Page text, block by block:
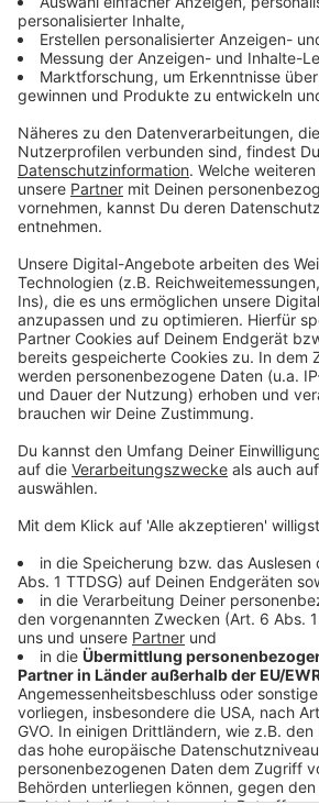
Weitere Infos und Links zum
Anzeige
Öffnungszeiten der Impfzentren
Arena in Stockum: Montag,
Samstag, Sonntag - jeweils von 8
10 bis 19 Uhr
Berta-von-Suttner-Platz am
Montag bis Sonntag - von 10 bis
Fürstenberger Straße in Hassels:
Sonntag - von 10 bis 19 Uhr
Aufklärungsmerkblatt des RKI
Anzeige
Anzeige